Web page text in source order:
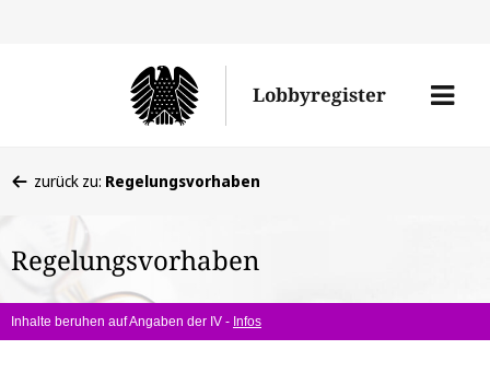
Lobbyregister
Menü
befinden
hier:
zurück zu: Regelungsvorhaben
Regelungsvorhaben
Inhalte beruhen auf Angaben der IV - Infos